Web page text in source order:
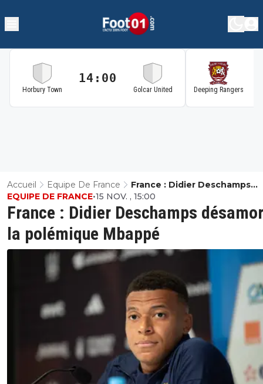
Horbury Town
14:00
Golcar United Deeping Rangers
Accueil Equipe De France
France : Didier Deschamps
Désamorce La Polémique
France : Didier Deschamps
la polémique Mbappé
EQUIPE DE FRANCE•15 NOV. , 15:00